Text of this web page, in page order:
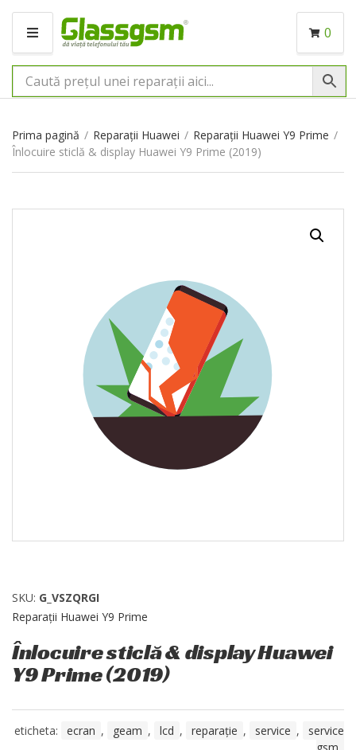
M
N
I
0
Prima pagină / Reparații Huawei / Reparații Huawei Y9 Prime /
Înlocuire sticlă & display Huawei Y9 Prime (2019)
SKU: G_VSZQRGI
Reparații Huawei Y9 Prime
Înlocuire sticlă & display Huawei
Y9 Prime (2019)
eticheta: ecran , geam , lcd , reparație , service ,
service